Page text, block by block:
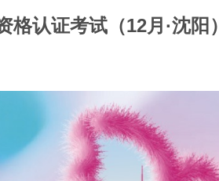
认证考试（12月·沈阳）